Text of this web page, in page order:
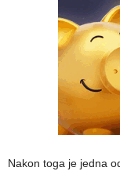
Nakon toga je jedna